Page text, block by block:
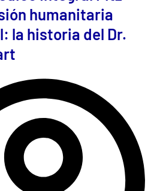
humanitaria
la historia del Dr.